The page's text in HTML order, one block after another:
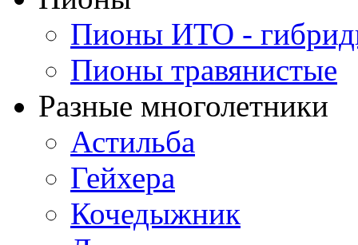
Пионы ИТО -
Пионы травянистые
Разные многолетники
Астильба
Гейхера
Кочедыжник